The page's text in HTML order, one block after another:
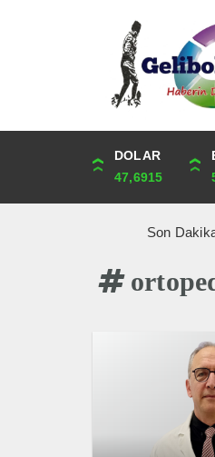
DOLAR
47,6915
ONS
4,343,25
Son Dakika: